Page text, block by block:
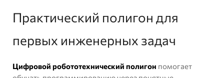
Практический полигон для
первых инженерных задач
Цифровой робототехнический полигон помогает